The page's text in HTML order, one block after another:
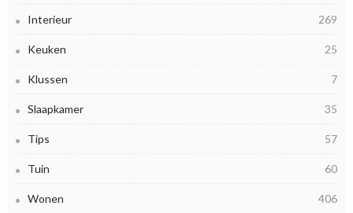
Interieur 269
Keuken 25
Klussen 7
Slaapkamer 35
Tips 57
Tuin 60
Wonen 406